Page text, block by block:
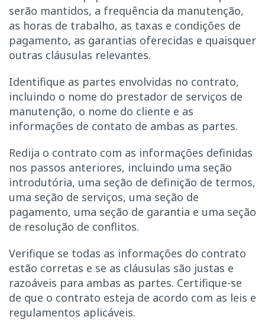
serão mantidos, a frequência da manutenção,
as horas de trabalho, as taxas e condições de
pagamento, as garantias oferecidas e quaisquer
outras cláusulas relevantes.
Identifique as partes envolvidas no contrato,
incluindo o nome do prestador de serviços de
manutenção, o nome do cliente e as
informações de contato de ambas as partes.
Redija o contrato com as informações definidas
nos passos anteriores, incluindo uma seção
introdutória, uma seção de definição de termos,
uma seção de serviços, uma seção de
pagamento, uma seção de garantia e uma seção
de resolução de conflitos.
Verifique se todas as informações do contrato
estão corretas e se as cláusulas são justas e
razoáveis para ambas as partes. Certifique-se
de que o contrato esteja de acordo com as leis e
regulamentos aplicáveis.